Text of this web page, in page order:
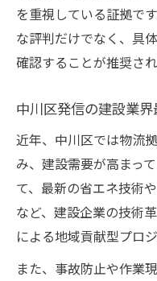
を重視している証拠で
な評判だけでなく、具
確認することが推奨され
中川区発信の建設業
近年、中川区では物流
み、建設需要が高まっ
て、最新の省エネ技術
など、建設企業の技術
による地域貢献型プロ
また、事故防止や作業